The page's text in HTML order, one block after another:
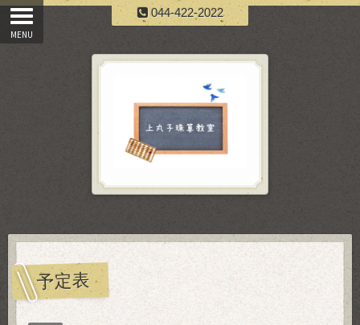
044-422-2022
予定表